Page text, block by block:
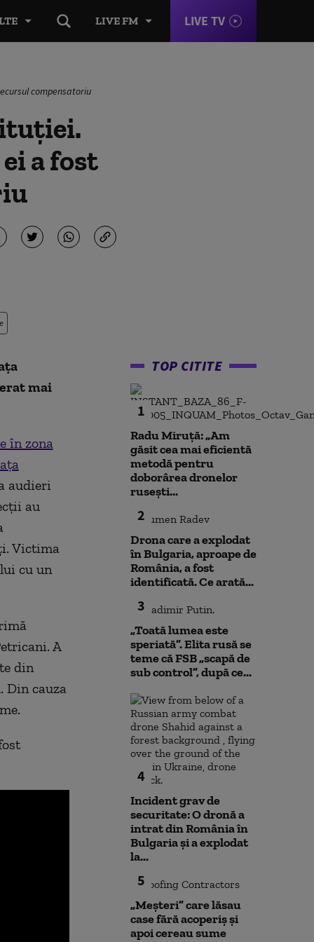
LIVE FM LIVE TV
compensatoriu
a fost
mai
în zona
audieri
au
Victima
cu un
A
din
Din cauza
TOP CITITE
1
Radu Miruță: „Am
găsit cea mai eficientă
metodă pentru
doborârea dronelor
rusești...
2
Drona care a explodat
în Bulgaria, aproape de
România, a fost
identificată. Ce arată...
3
„Toată lumea este
speriată”. Elita rusă se
teme că FSB „scapă de
sub control”, după ce...
4
Incident grav de
securitate: O dronă a
intrat din România în
Bulgaria şi a explodat
la...
5
„Meșteri” care lăsau
case fără acoperiș și
apoi cereau sume